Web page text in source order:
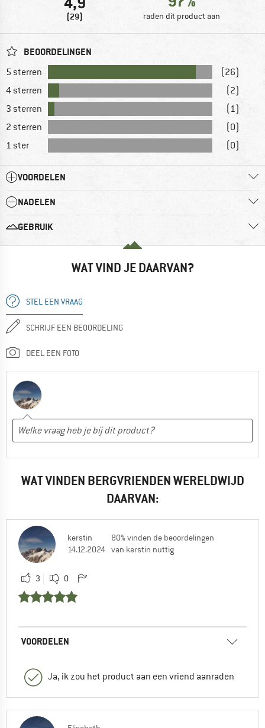
(29) raden dit product aan
BEOORDELINGEN
5 sterren
(26)
4 sterren
(2)
3 sterren
(1)
2 sterren
(0)
1 ster
(0)
VOORDELEN
NADELEN
GEBRUIK
WAT VIND JE DAARVAN?
STEL EEN VRAAG
SCHRIJF EEN BEOORDELING
DEEL EEN FOTO
WAT VINDEN BERGVRIENDEN WERELDWIJD
DAARVAN:
kerstin
14.12.2024
80% vinden de beoordelingen
van kerstin nuttig
3 0
VOORDELEN
Ja, ik zou het product aan een vriend aanraden